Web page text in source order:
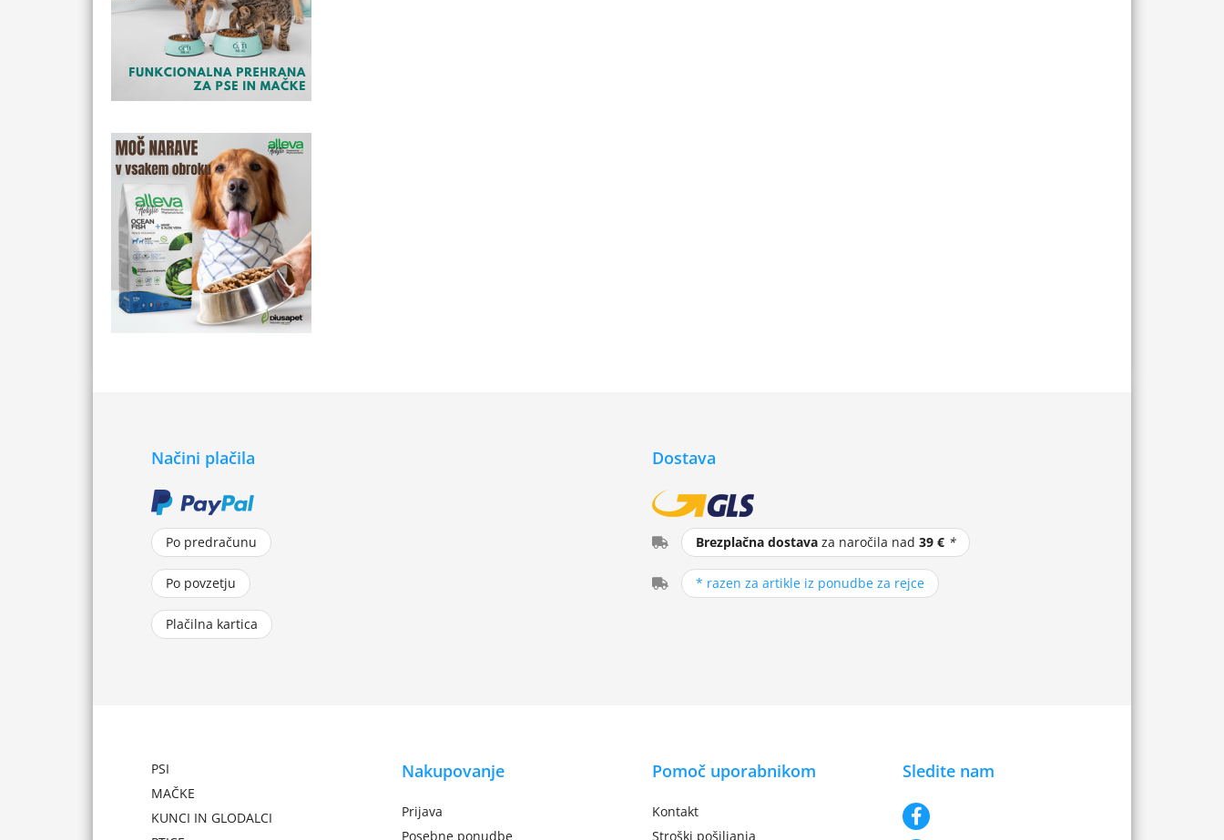
Načini plačila
Po predračunu
Po povzetju
Plačilna kartica
Dostava
Brezplačna dostavaza naročila nad 39 € *
* razen za artikle iz ponudbe za rejce
PSI
MAČKE
KUNCI IN GLODALCI
Nakupovanje
Prijava
Posebne ponudbe
Pomoč uporabnikom
Kontakt
Stroški pošiljanja
Sledite nam